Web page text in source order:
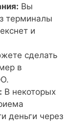
Вы
терминалы
и
сделать
в
В некоторых
деньги через